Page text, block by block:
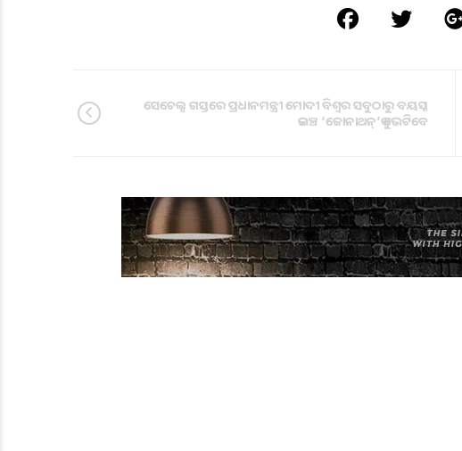
ସେଚେଲ୍ସ ଗସ୍ତରେ ପ୍ରଧାନମନ୍ତ୍ରୀ ମୋଦୀ ବିଶ୍ୱର ସବୁଠାରୁ ବୟସ୍କ
କଇଞ୍ଚ ‘ଜୋନାଥନ୍’କୁ ଭେଟିବେ